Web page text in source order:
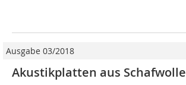
Ausgabe 03/2018
Akustikplatten aus Schafwolle